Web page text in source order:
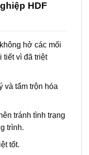
HDF
hở các mối
tiết vì đã triệt
và tẩm trộn hóa
tránh tình trạng
trình.
tốt.